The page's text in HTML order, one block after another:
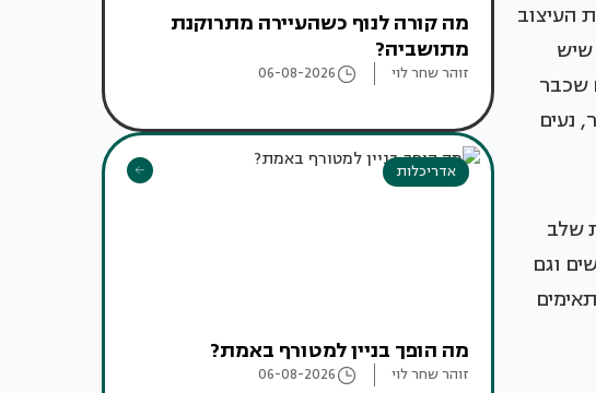
העיצוב
שיש
שכבר
נעים
שלב
וגם
מה קורה לנוף כשהעיירה מתרוקנת
מתושביה?
זוהר שחר לוי 06-08-2026
אדריכלות
מה הופך בניין למטורף באמת?
זוהר שחר לוי 06-08-2026